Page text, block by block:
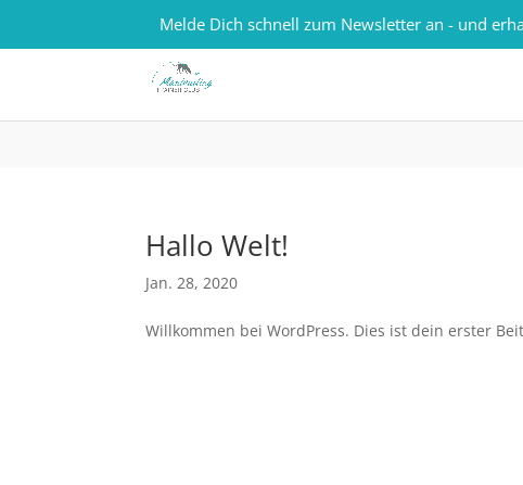
0157 - 82184848 kontakt@mantrailing-trainer-
Hallo Welt!
Jan. 28, 2020
Willkommen bei WordPress. Dies ist dein erster
Melde Dich schnell zum Newsletter an - und